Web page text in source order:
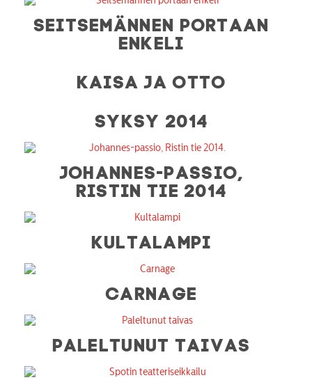
SEITSEMÄNNEN PORTAAN
ENKELI
KAISA JA OTTO
SYKSY 2014
JOHANNES-PASSIO,
RISTIN TIE 2014
KULTALAMPI
CARNAGE
PALELTUNUT TAIVAS